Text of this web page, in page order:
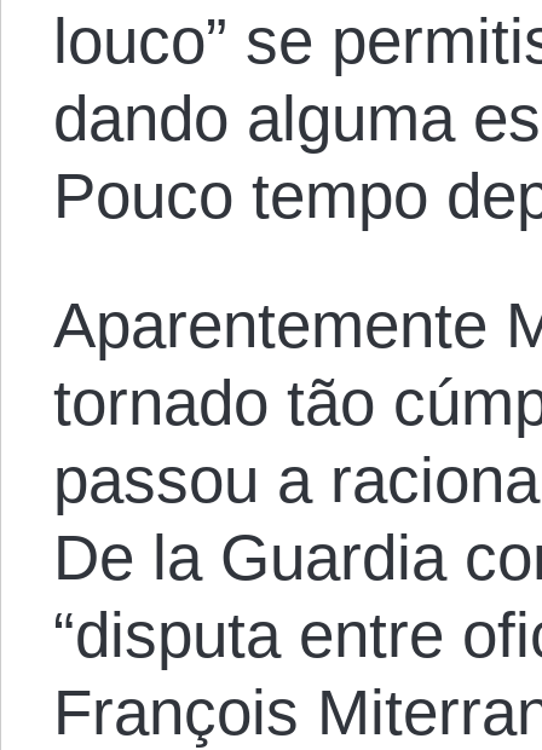
louco” se
dando alguma
Pouco tempo
Aparentemente
tornado tão
passou a
De la Guardia
“disputa entre
François